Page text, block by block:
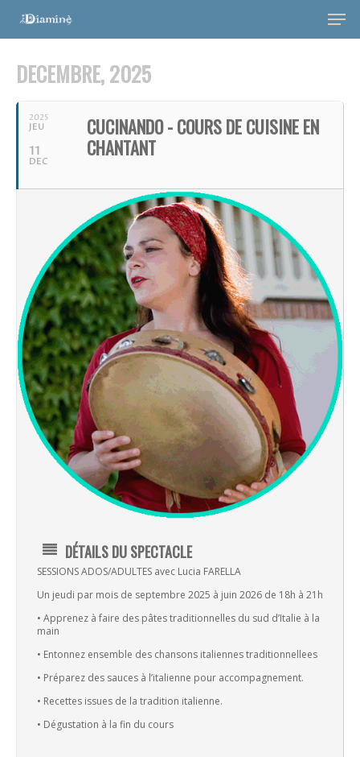
Hit enter to search or ESC to close
DECEMBRE, 2025
2025
JEU
11
DEC
CUCINANDO - COURS DE CUISINE EN
CHANTANT
DÉTAILS DU SPECTACLE
SESSIONS ADOS/ADULTES avec Lucia FARELLA
Un jeudi par mois de septembre 2025 à juin 2026 de 18h à 21h
• Apprenez à faire des pâtes traditionnelles du sud d’Italie à la
main
• Entonnez ensemble des chansons italiennes traditionnellees
• Préparez des sauces à l’italienne pour accompagnement.
• Recettes issues de la tradition italienne.
• Dégustation à la fin du cours